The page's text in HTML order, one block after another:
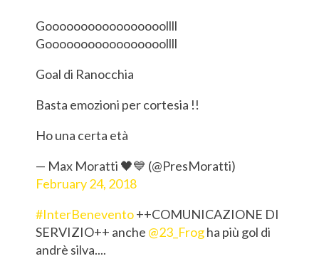
Gooooooooooooooooollll
Gooooooooooooooooollll
Goal di Ranocchia
Basta emozioni per cortesia !!
Ho una certa età
— Max Moratti 🖤💙 (@PresMoratti)
February 24, 2018
#InterBenevento++COMUNICAZIONE DI
SERVIZIO++ anche @23_Frogha più gol di
andrè silva....